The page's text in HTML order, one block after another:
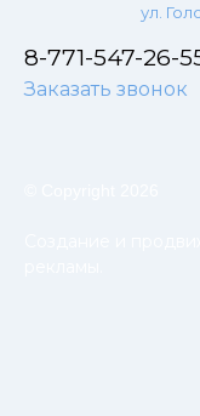
ул.
8-771-547-26-
Заказать звонок